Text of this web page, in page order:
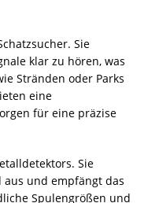
Sie
klar zu hören, was
Stränden oder Parks
eine
für eine präzise
Sie
aus und empfängt das
Spulengrößen und